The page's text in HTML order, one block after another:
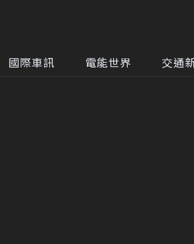
國際車訊 電能世界 交通